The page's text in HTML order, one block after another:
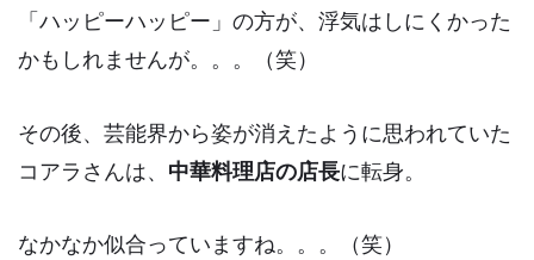
「ハッピーハッピー」の方が、浮気はしにくかった
かもしれませんが。。。（笑）
その後、芸能界から姿が消えたように思われていた
コアラさんは、 中華料理店の店長に転身。
なかなか似合っていますね。。。（笑）